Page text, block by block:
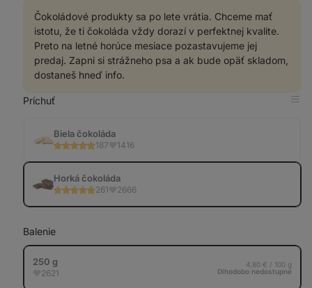
Čokoládové produkty sa po lete vrátia. Chceme mať
istotu, že ti čokoláda vždy dorazí v perfektnej kvalite.
Preto na letné horúce mesiace pozastavujeme jej
predaj. Zapni si strážneho psa a ak bude opäť skladom,
dostaneš hneď info.
Príchuť
Biela čokoláda
187 1416
Horká čokoláda
261 2666
Balenie
250 g
2621
4,80 € / 100 g
Dlhodobo nedostupné